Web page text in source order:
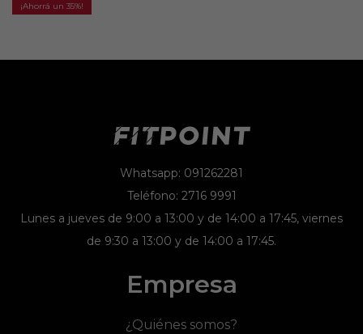
35
Whatsapp: 091262281
Teléfono: 2716 9991
Lunes a jueves de 9:00 a 13:00 y de 14:00 a 17:45, viernes
de 9:30 a 13:00 y de 14:00 a 17:45.
Empresa
¿Quiénes somos?